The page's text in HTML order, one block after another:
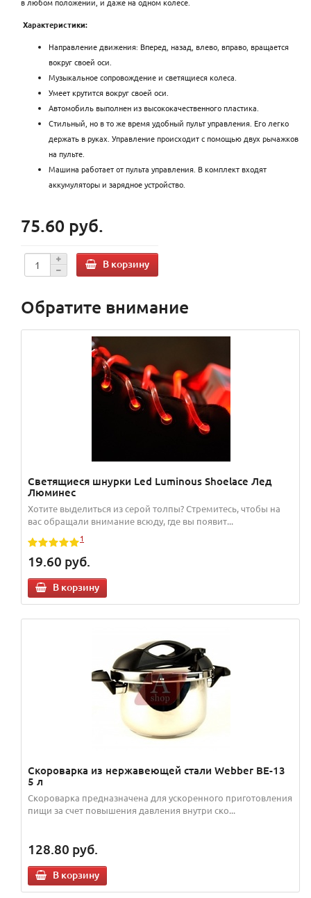
в любом положении, и даже на одном колесе.
Характеристики:
Направление движения: Вперед, назад, влево, вправо, вращается
вокруг своей оси.
Музыкальное сопровождение и светящиеся колеса.
Умеет крутится вокруг своей оси.
Автомобиль выполнен из высококачественного пластика.
Стильный, но в то же время удобный пульт управления. Его легко
держать в руках. Управление происходит с помощью двух рычажков
на пульте.
Машина работает от пульта управления. В комплект входят
аккумуляторы и зарядное устройство.
75.60 руб.
В корзину
Обратите внимание
Светящиеся шнурки Led Luminous Shoelace Лед
Люминес
Хотите выделиться из серой толпы? Стремитесь, чтобы на
вас обращали внимание всюду, где вы появит...
1
19.60 руб.
В корзину
Скороварка из нержавеющей стали Webber BE-13
5 л
Скороварка предназначена для ускоренного приготовления
пищи за счет повышения давления внутри ско...
128.80 руб.
В корзину